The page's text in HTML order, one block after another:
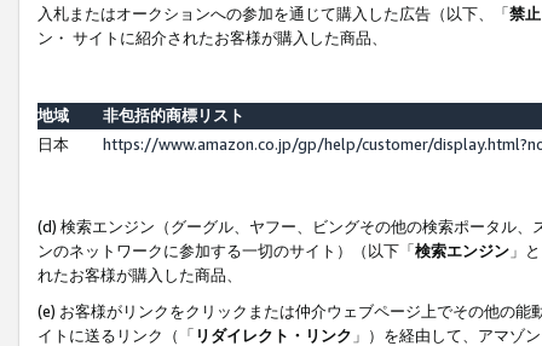
入札またはオークションへの参加を通じて購入した広告（以下、「禁
ン・ サイトに紹介されたお客様が購入した商品、
地域
非包括的商標リスト
日本
https://www.amazon.co.jp/gp/help/customer/
(d) 検索エンジン（グーグル、ヤフー、ビングその他の検索ポータル
ンのネットワークに参加する一切のサイト）（以下「検索エンジン 」
れたお客様が購入した商品、
(e) お客様がリンクをクリックまたは仲介ウェブページ上でその他の
イトに送るリンク（「 リダイレクト・リンク 」）を経由して、アマゾ